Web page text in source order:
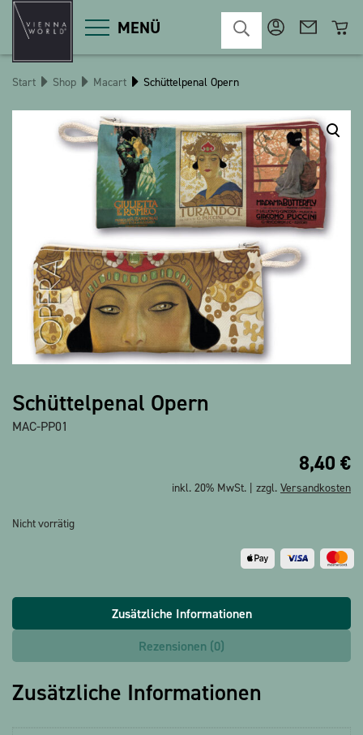
MENÜ
Produktgruppen
Diverses
Küche
Magnete
POS
Schlüsselanhänger
Schreibwaren
Spiele / Kinder
Textilien
Weihnachten
bauxili
The Heart Bear
Stringlies
Start Shop Macart Schüttelpenal Opern
Schüttelpenal Opern
MAC-PP01
8,40 €
inkl. 20% MwSt. | zzgl. Versandkosten
Nicht vorrätig
Zusätzliche Informationen
Rezensionen (0)
Zusätzliche Informationen